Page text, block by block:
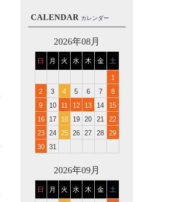
CALENDAR カレンダー
2026年08月
日 月 火 水 木 金 土
1
2
3 4 5 6 7
8
9
10 11 12 13 14
15
16
17 18 19 20 21
22
23
24 25 26 27 28
29
30
31
2026年09月
日 月 火 水 木 金 土